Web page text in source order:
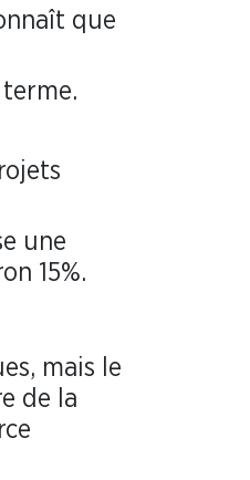
que
une
15%.
mais le
de la